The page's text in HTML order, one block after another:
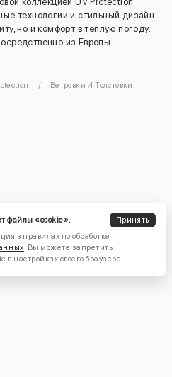
технологии и стильный дизайн
но и комфорт в теплую погоду.
из Европы.
Ветровки И Толстовки
файлы «cookie».
Принять
в правилах по обработке
. Вы можете запретить
в настройках своего браузера